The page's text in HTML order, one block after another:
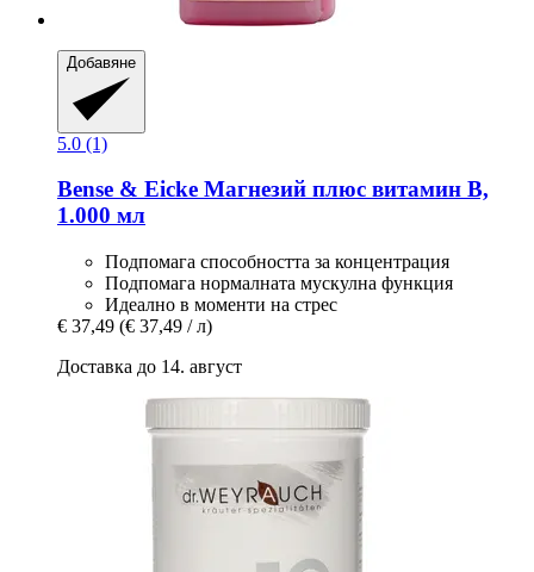
Добавяне
5.0 (1)
Bense & Eicke Магнезий плюс витамин В,
1.000 мл
Подпомага способността за концентрация
Подпомага нормалната мускулна функция
Идеално в моменти на стрес
€ 37,49 (€ 37,49 / л)
Доставка до 14. август